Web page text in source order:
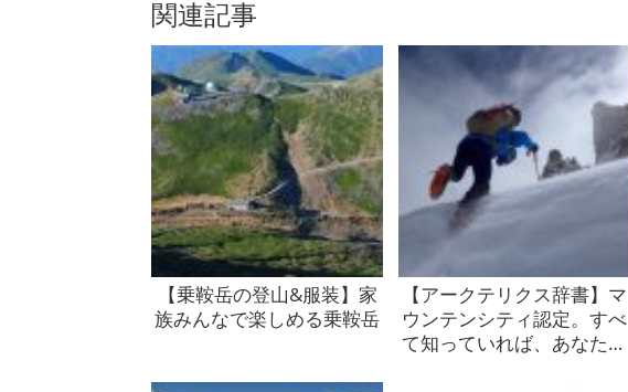
関連記事
【乗鞍岳の登山&服装】家
族みんなで楽しめる乗鞍岳
【アークテリクス辞書】マ
ウンテンシティ認定。すべ
て知っていれば、あなたも